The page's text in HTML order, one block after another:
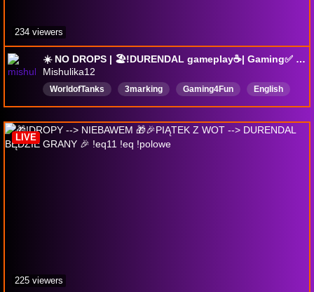
☀️ NO DROPS | 🏖️!DURENDAL gameplay☕| Gaming✅ | !clan !yt !schedule !moe !settings !tankr
Mishulika12
WorldofTanks 3marking Gaming4Fun
English
chillingstream
Rerun
234 viewers
LIVE
225 viewers